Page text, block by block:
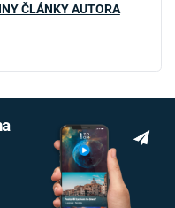
ČLÁNKY AUTORA